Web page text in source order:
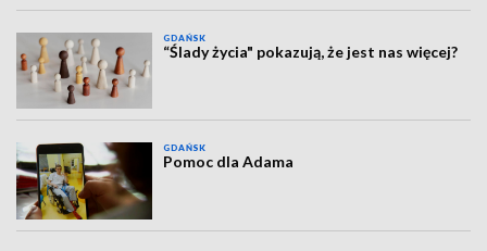
GDAŃSK
“Ślady życia" pokazują, że jest nas więcej?
GDAŃSK
Pomoc dla Adama